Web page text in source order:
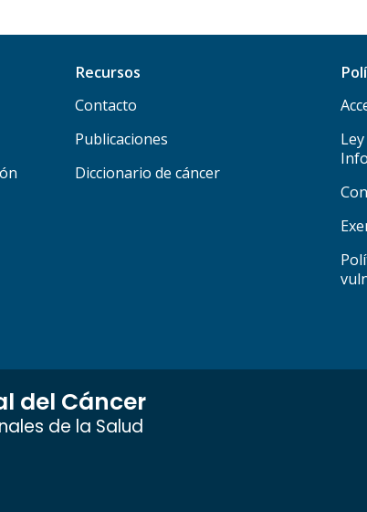
Recursos
Contacto
Publicaciones
Diccionario de cáncer
del Cáncer
de la Salud